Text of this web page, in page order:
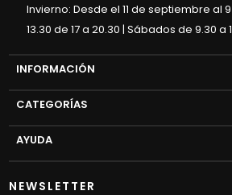
Invierno: Desde el 11 de septiembre al
13.30 de 17 a 20.30 | Sábados de 9.30 a
INFORMACIÓN
CATEGORÍAS
AYUDA
NEWSLETTER